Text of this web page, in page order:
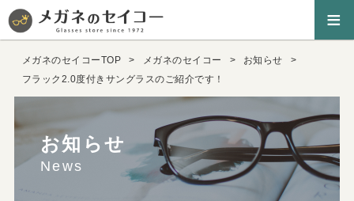
≡
メガネのセイコーTOP メガネのセイコー
お知らせ
フラック2.0度付きサングラスのご紹介です！
お知らせ
News